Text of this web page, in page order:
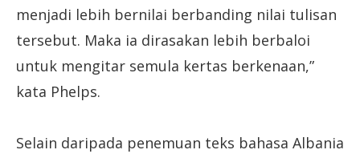
menjadi lebih bernilai berbanding nilai tulisan
tersebut. Maka ia dirasakan lebih berbaloi
untuk mengitar semula kertas berkenaan,”
kata Phelps.
Selain daripada penemuan teks bahasa Albania